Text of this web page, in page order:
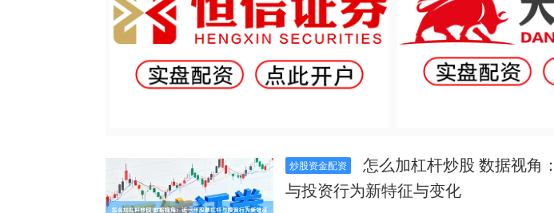
炒股资金配资
怎么加杠杆炒股 数据视角
与投资行为新特征与变化